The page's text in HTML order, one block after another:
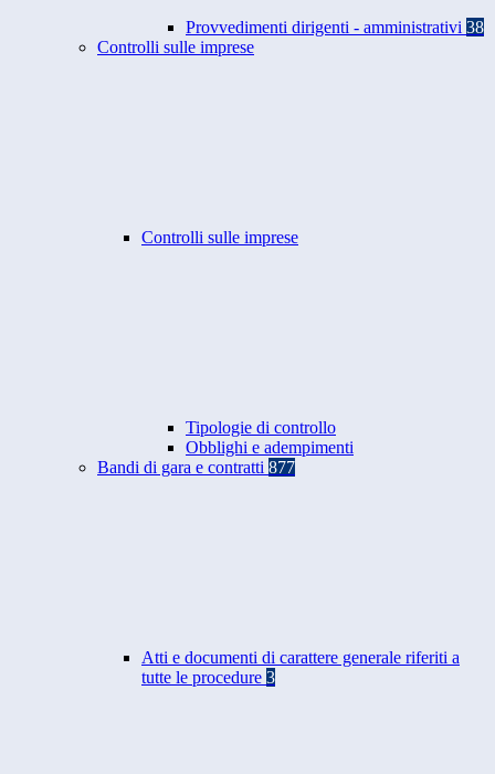
Provvedimenti dirigenti - amministrativi 38
Controlli sulle imprese
Controlli sulle imprese
Tipologie di controllo
Obblighi e adempimenti
Bandi di gara e contratti 877
Atti e documenti di carattere generale riferiti a
tutte le procedure 3